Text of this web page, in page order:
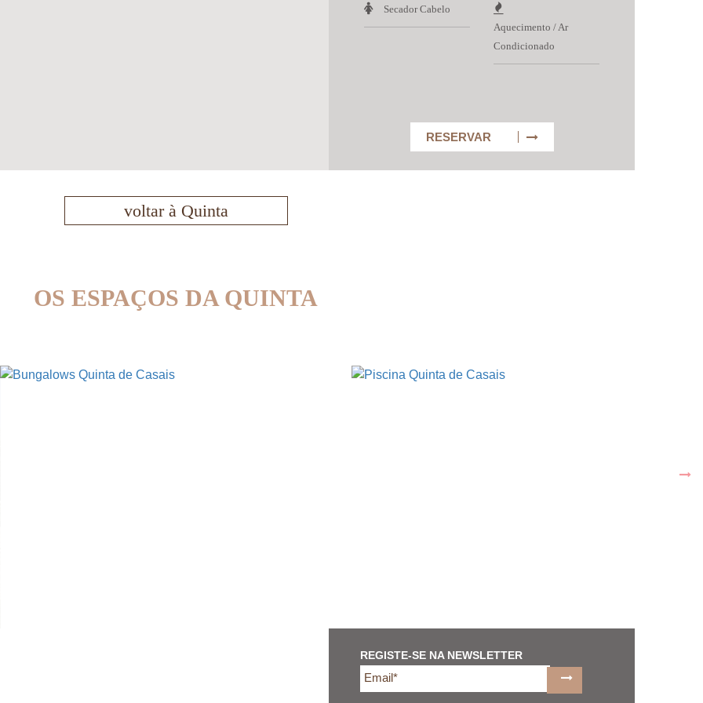
Secador Cabelo
Aquecimento / Ar
Condicionado
RESERVAR
voltar à Quinta
OS ESPAÇOS DA QUINTA
REGISTE-SE NA NEWSLETTER